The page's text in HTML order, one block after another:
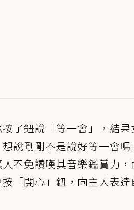
了鈕說「等一會」，結
說剛剛不是說好等一會
不免讚嘆其音樂鑑賞力
「開心」鈕，向主人表達